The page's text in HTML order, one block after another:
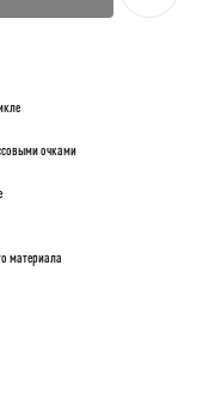
очками
материала